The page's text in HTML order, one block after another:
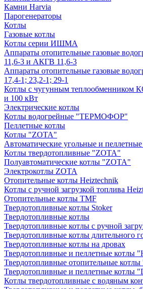
Камни Harvia
Парогенераторы
Котлы
Газовые котлы
Котлы серии ИШМА
Аппараты отопительные газовые
11,6-3 и АКГВ 11,6-3
Аппараты отопительные газовые
17,4-1; 23,2-1; 29-1
Котлы с чугунным теплообменником
и 100 кВт
Электрические котлы
Котлы водогрейные "ТЕРМОФОР"
Пеллетные котлы
Котлы "ZOTA"
Автоматические угольные и
Котлы твердотопливные "ZOTA"
Полуавтоматические котлы "ZOTA"
Электрокотлы ZOTA
Отопительные котлы Heiztechnik
Котлы с ручной загрузкой топлива
Отопительные котлы TMF
Твердотопливные котлы Stoker
Твердотопливные котлы
Твердотопливные котлы с ручной
Твердотопливные котлы длительного
Твердотопливные котлы на дровах
Твердотопливные и пеллетные котлы
Твердотопливные отопительные котлы
Твердотопливные и пеллетные котлы
Котлы твердотопливные с водяным